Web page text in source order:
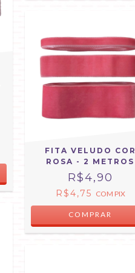
FITA VELUDO COR
ROSA - 2 METROS
R$4,90
R$4,75 COM PIX
COMPRAR